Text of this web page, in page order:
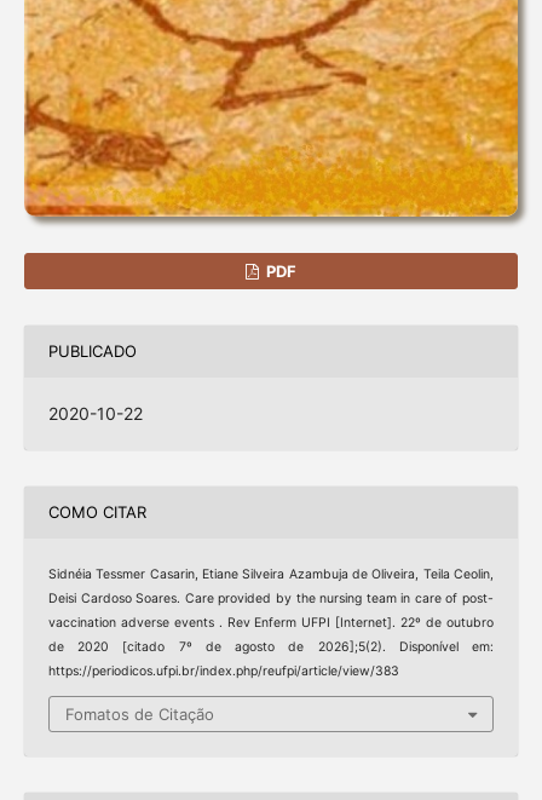
PDF
PUBLICADO
2020-10-22
COMO CITAR
Sidnéia Tessmer Casarin, Etiane Silveira Azambuja de Oliveira, Teila Ceolin,
Deisi Cardoso Soares. Care provided by the nursing team in care of post-
vaccination adverse events . Rev Enferm UFPI [Internet]. 22º de outubro
de 2020 [citado 7º de agosto de 2026];5(2). Disponível em:
https://periodicos.ufpi.br/index.php/reufpi/article/view/383
Fomatos de Citação